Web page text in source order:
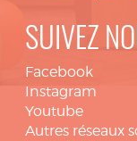
SUIVEZ
Facebook
Instagram
Youtube
Autres réseaux